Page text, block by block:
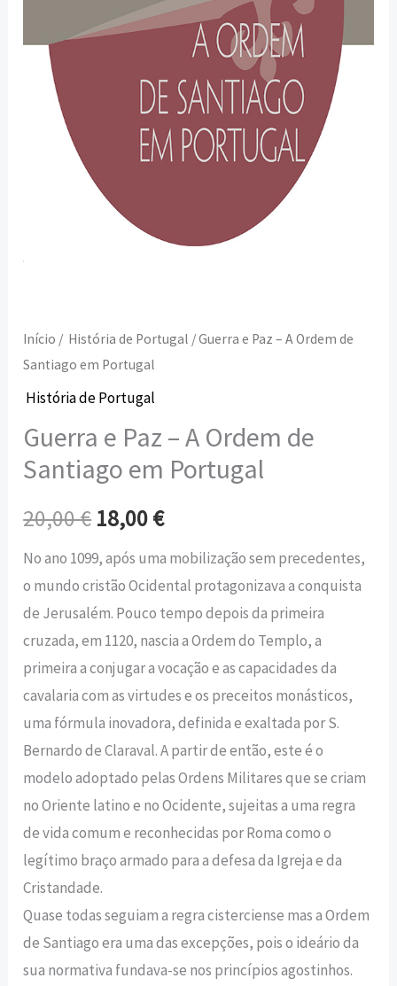
Início / História de Portugal / Guerra e Paz – A Ordem de
Santiago em Portugal
História de Portugal
Guerra e Paz – A Ordem de
Santiago em Portugal
20,00€ 18,00€
No ano 1099, após uma mobilização sem precedentes,
o mundo cristão Ocidental protagonizava a conquista
de Jerusalém. Pouco tempo depois da primeira
cruzada, em 1120, nascia a Ordem do Templo, a
primeira a conjugar a vocação e as capacidades da
cavalaria com as virtudes e os preceitos monásticos,
uma fórmula inovadora, definida e exaltada por S.
Bernardo de Claraval. A partir de então, este é o
modelo adoptado pelas Ordens Militares que se criam
no Oriente latino e no Ocidente, sujeitas a uma regra
de vida comum e reconhecidas por Roma como o
legítimo braço armado para a defesa da Igreja e da
Cristandade.
Quase todas seguiam a regra cisterciense mas a Ordem
de Santiago era uma das excepções, pois o ideário da
sua normativa fundava-se nos princípios agostinhos.
Portugal